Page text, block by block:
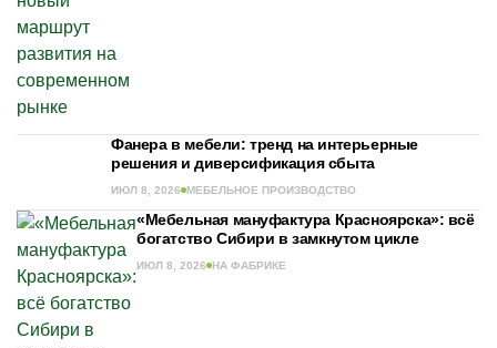
Фанера в мебели: тренд на интерьерные
решения и диверсификация сбыта
ИЮЛ 8, 2026 МЕБЕЛЬНОЕ ПРОИЗВОДСТВО
«Мебельная мануфактура Красноярска»: всё
богатство Сибири в замкнутом цикле
ИЮЛ 8, 2026 НА ФАБРИКЕ